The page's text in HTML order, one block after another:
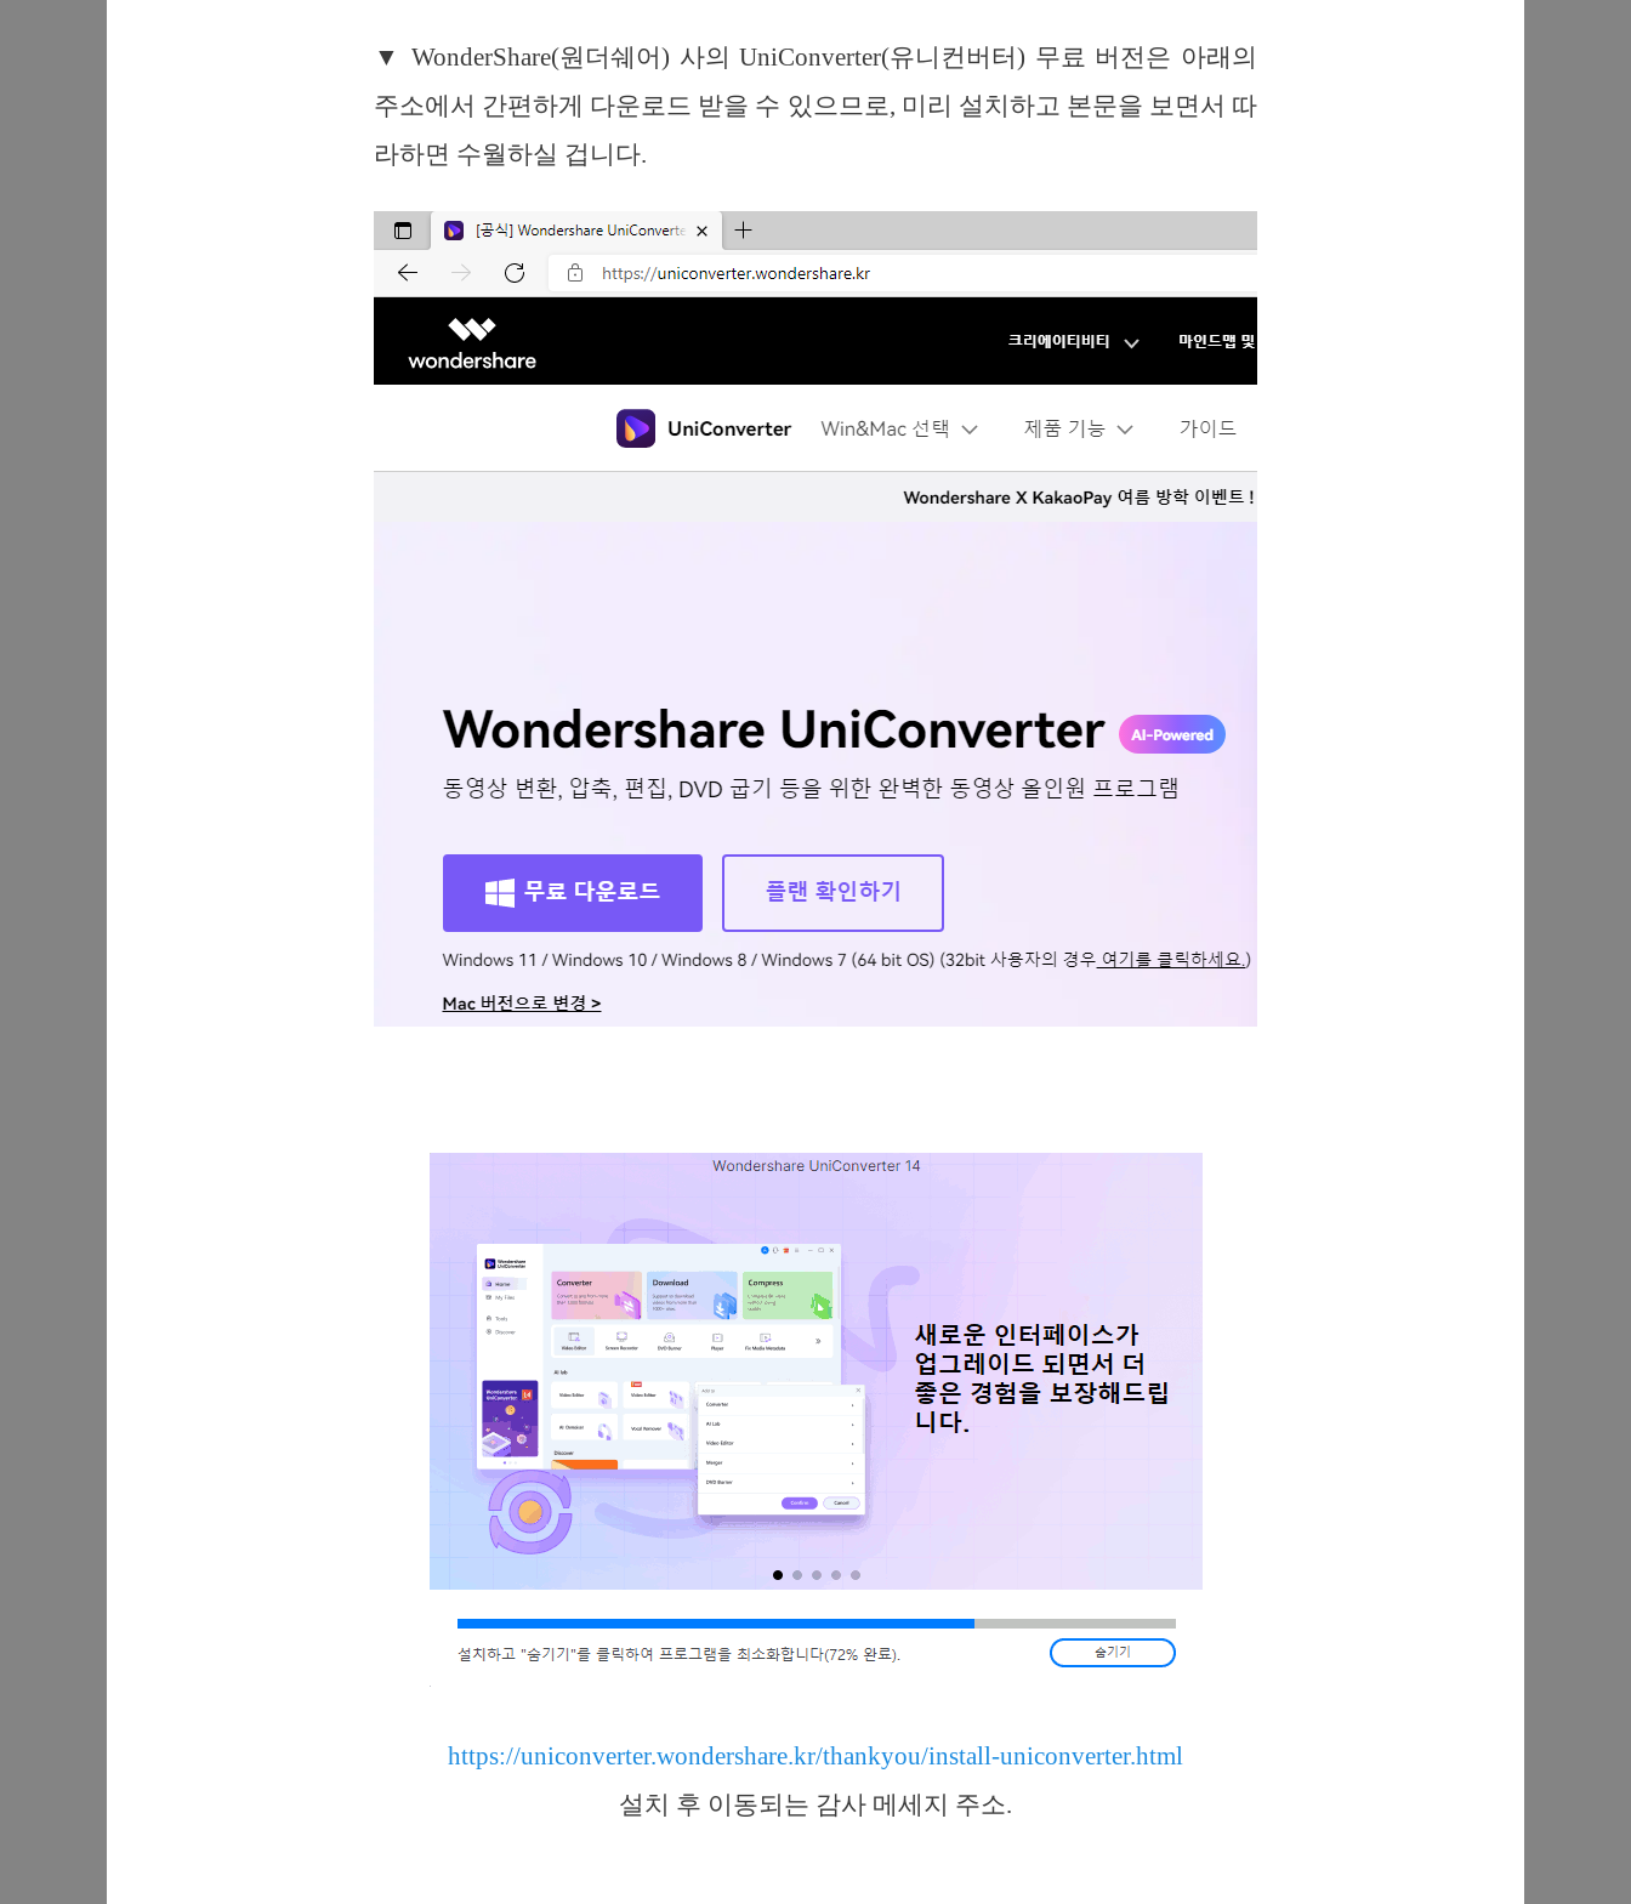
▼ WonderShare(원더쉐어) 사의 UniConverter(유니컨버터) 무료 버전은 아래의
주소에서 간편하게 다운로드 받을 수 있으므로, 미리 설치하고 본문을 보면서 따
라하면 수월하실 겁니다.
https://uniconverter.wondershare.kr/thankyou/install-uniconverter.html
설치 후 이동되는 감사 메세지 주소.